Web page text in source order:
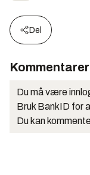
Del
Kommentarer
Du må være
Bruk BankID for
Du kan